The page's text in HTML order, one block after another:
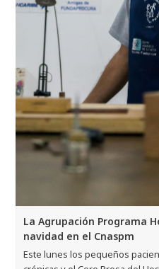
La Agrupación Programa
navidad en el Cnaspm
Este lunes los pequeños
crónicas y el Coro Prosa del